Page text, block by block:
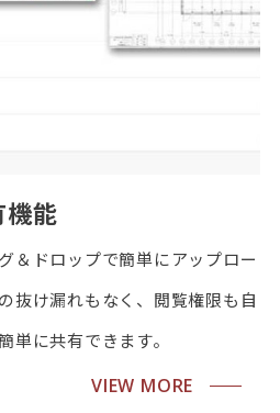
能
＆ドロップで簡単にアップロー
抜け漏れもなく、閲覧権限も自
単に共有できます。
VIEW MORE